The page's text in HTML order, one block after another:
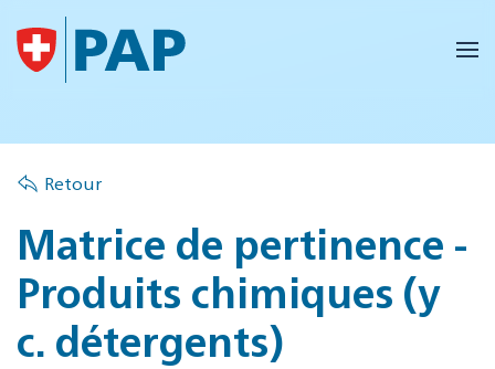
Accéder au contenu principal
Retour
Matrice de pertinence -
Produits chimiques (y
c. détergents)